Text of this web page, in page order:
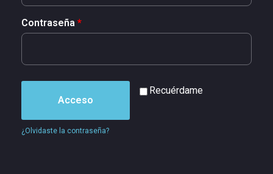
Contraseña *
Recuérdame
Acceso
¿Olvidaste la contraseña?